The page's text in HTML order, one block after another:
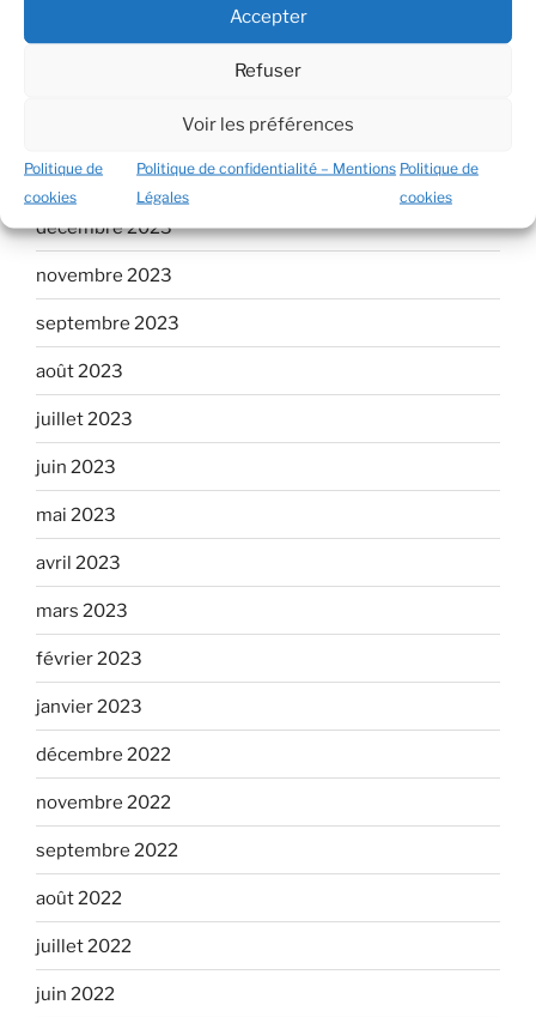
Accepter
Refuser
Voir les préférences
Politique de
cookies
Politique de confidentialité – Mentions
Légales
Politique de
cookies
janvier 2024
décembre 2023
novembre 2023
septembre 2023
août 2023
juillet 2023
juin 2023
mai 2023
avril 2023
mars 2023
février 2023
janvier 2023
décembre 2022
novembre 2022
septembre 2022
août 2022
juillet 2022
juin 2022